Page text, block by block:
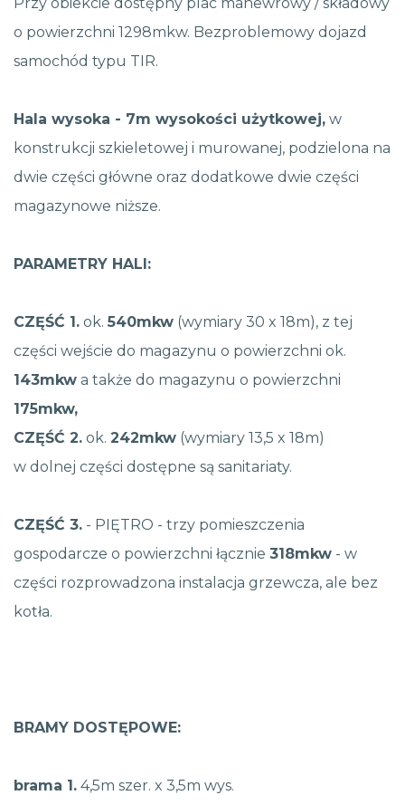
o powierzchni 1298mkw. Bezproblemowy dojazd
samochód typu TIR.
Hala wysoka - 7m wysokości użytkowej, w
konstrukcji szkieletowej i murowanej, podzielona na
dwie części główne oraz dodatkowe dwie części
magazynowe niższe.
PARAMETRY HALI:
CZĘŚĆ 1. ok. 540mkw (wymiary 30 x 18m), z tej
części wejście do magazynu o powierzchni ok.
143mkw a także do magazynu o powierzchni
175mkw,
CZĘŚĆ 2. ok. 242mkw (wymiary 13,5 x 18m)
w dolnej części dostępne są sanitariaty.
CZĘŚĆ 3. - PIĘTRO - trzy pomieszczenia
gospodarcze o powierzchni łącznie 318mkw - w
części rozprowadzona instalacja grzewcza, ale bez
kotła.
BRAMY DOSTĘPOWE:
brama 1. 4,5m szer. x 3,5m wys.